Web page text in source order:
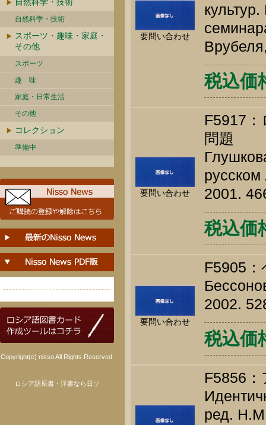
自然科学・技術
スポーツ・趣味・家庭・
その他
スポーツ
趣 味
家庭・日常生活
その他
コレクション
準備中
Copyright(c) nisso All Rights Reserved.
ロシア語原書・洋書なら日ソ
要問い合わせ
税込価
要問い合わせ
F5917
問題
русском
2001.
税込価
要問い合わせ
F5905
2002.
税込価
F5856
ред.